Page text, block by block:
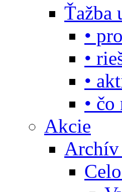
Ťažba
•
•
•
•
Akcie